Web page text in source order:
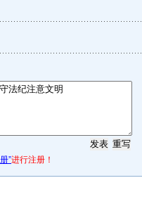
”进行注册！